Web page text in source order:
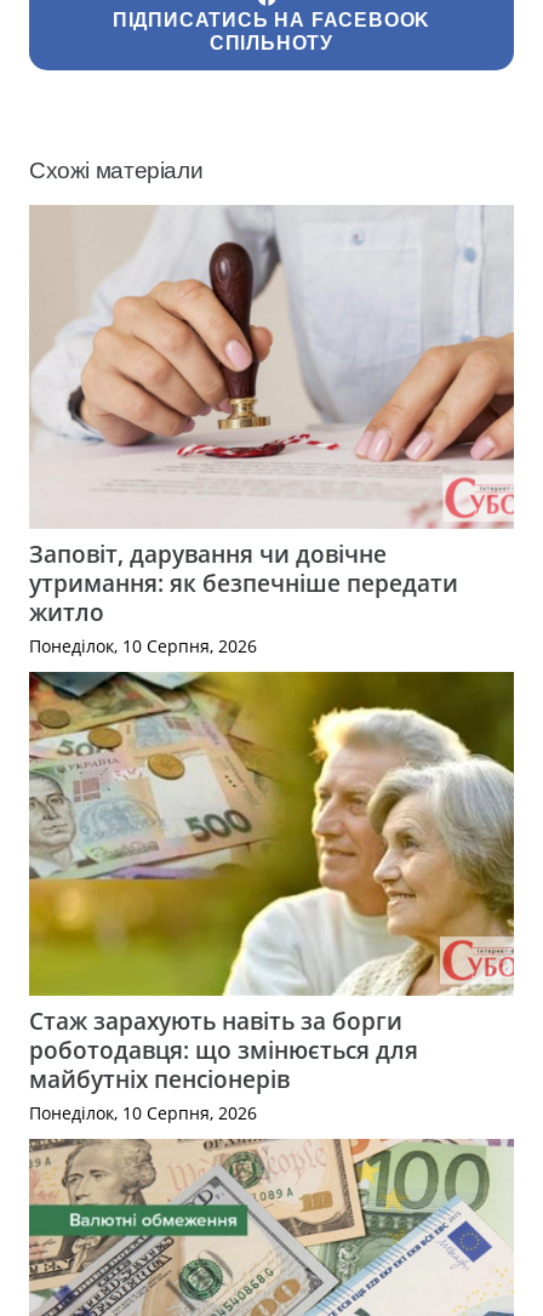
ПІДПИСАТИСЬ НА FACEBOOK
СПІЛЬНОТУ
Схожі матеріали
Заповіт, дарування чи довічне
утримання: як безпечніше передати
житло
Понеділок, 10 Серпня, 2026
Стаж зарахують навіть за борги
роботодавця: що змінюється для
майбутніх пенсіонерів
Понеділок, 10 Серпня, 2026